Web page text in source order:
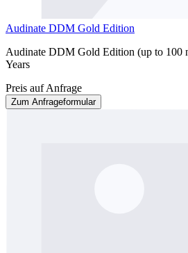
Audinate DDM Gold Edition
Audinate DDM Gold Edition (up to 100
Years
Preis auf Anfrage
Zum Anfrageformular